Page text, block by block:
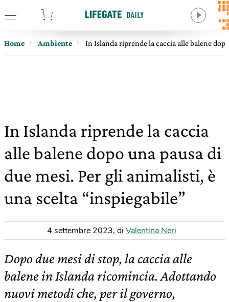
Home Ambiente In Islanda riprende la caccia alle balene
In Islanda riprende la caccia
alle balene dopo una pausa di
due mesi. Per gli animalisti, è
una scelta “inspiegabile”
4 settembre 2023, di Valentina Neri
Dopo due mesi di stop, la caccia alle
balene in Islanda ricomincia. Adottando
nuovi metodi che, per il governo,